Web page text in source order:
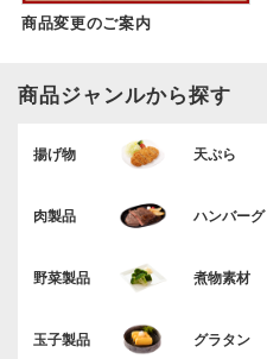
商品変更のご案内
商品ジャンルから探す
揚げ物 天ぷら
肉製品 ハンバーグ
野菜製品 煮物素材
玉子製品 グラタン